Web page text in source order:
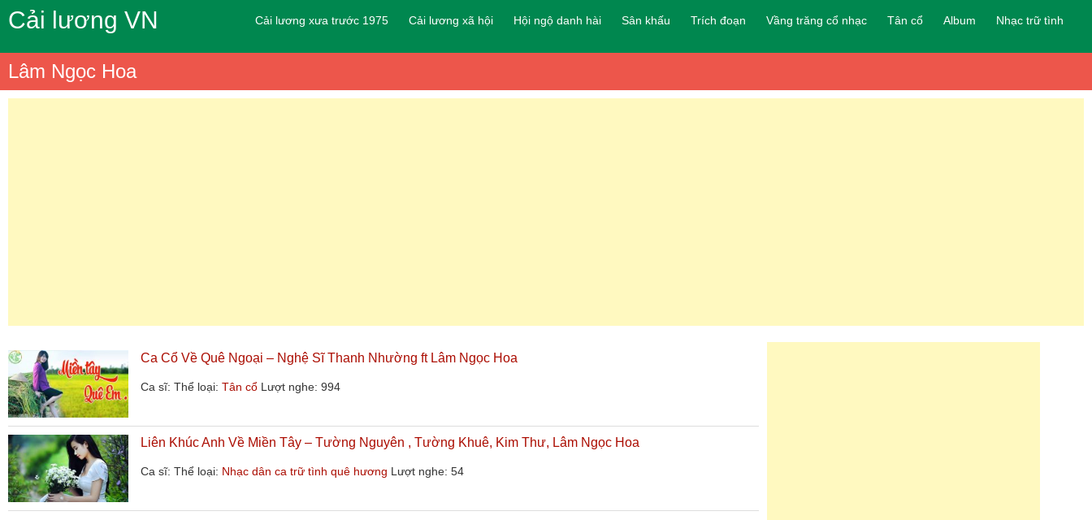
Cải lương VN Cải lương xưa trước 1975 Cải lương xã hội Hội ngộ danh hài Sân khấu Trích đoạn Vầng trăng cổ nhạc Tân cổ Album Nhạc trữ tình
Lâm Ngọc Hoa
Ca Cổ Về Quê Ngoại – Nghệ Sĩ Thanh Nhường ft Lâm Ngọc Hoa
Ca sĩ: Thể loại: Tân cổ Lượt nghe: 994
Liên Khúc Anh Về Miền Tây – Tường Nguyên , Tường Khuê, Kim Thư, Lâm Ngọc Hoa
Ca sĩ: Thể loại: Nhạc dân ca trữ tình quê hương Lượt nghe: 54